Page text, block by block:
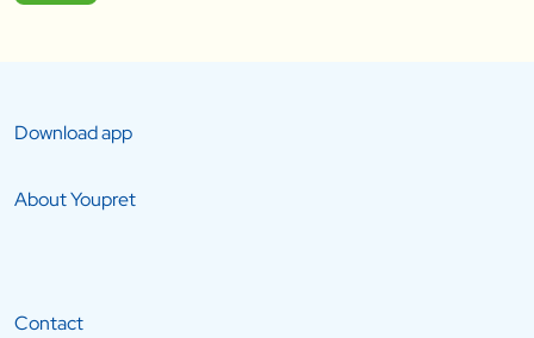
Download app
About Youpret
Contact